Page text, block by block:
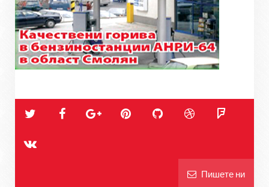
Пишете ни